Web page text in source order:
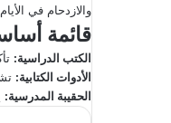
والازدحام في
قائمة
الكتب الدراسية:
الأدوات الكتابية:
الحقيبة المدرسية: